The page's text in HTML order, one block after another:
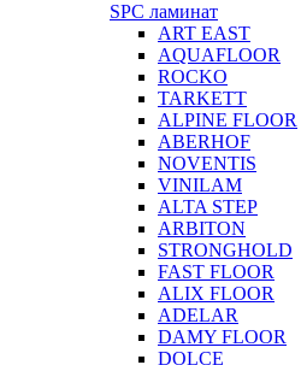
SPC ламинат
ART EAST
AQUAFLOOR
ROCKO
TARKETT
ALPINE FLOOR
ABERHOF
NOVENTIS
VINILAM
ALTA STEP
ARBITON
STRONGHOLD
FAST FLOOR
ALIX FLOOR
ADELAR
DAMY FLOOR
DOLCE